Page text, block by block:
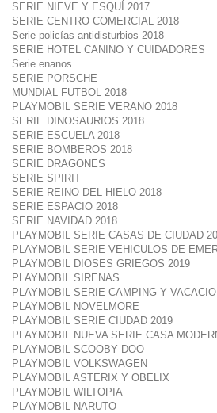
SERIE NIEVE Y ESQUÍ 2017
SERIE CENTRO COMERCIAL 2018
Serie policías antidisturbios 2018
SERIE HOTEL CANINO Y CUIDADORES
Serie enanos
SERIE PORSCHE
MUNDIAL FUTBOL 2018
PLAYMOBIL SERIE VERANO 2018
SERIE DINOSAURIOS 2018
SERIE ESCUELA 2018
SERIE BOMBEROS 2018
SERIE DRAGONES
SERIE SPIRIT
SERIE REINO DEL HIELO 2018
SERIE ESPACIO 2018
SERIE NAVIDAD 2018
PLAYMOBIL SERIE CASAS DE CIUDAD
PLAYMOBIL SERIE VEHICULOS DE
PLAYMOBIL DIOSES GRIEGOS 2019
PLAYMOBIL SIRENAS
PLAYMOBIL SERIE CAMPING Y
PLAYMOBIL NOVELMORE
PLAYMOBIL SERIE CIUDAD 2019
PLAYMOBIL NUEVA SERIE CASA
PLAYMOBIL SCOOBY DOO
PLAYMOBIL VOLKSWAGEN
PLAYMOBIL ASTERIX Y OBELIX
PLAYMOBIL WILTOPIA
PLAYMOBIL NARUTO